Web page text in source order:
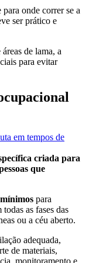
para onde correr se a
ser prático e
de lama, a
para evitar
criada para
que
para
todas as fases das
ou a céu aberto.
adequada,
de materiais,